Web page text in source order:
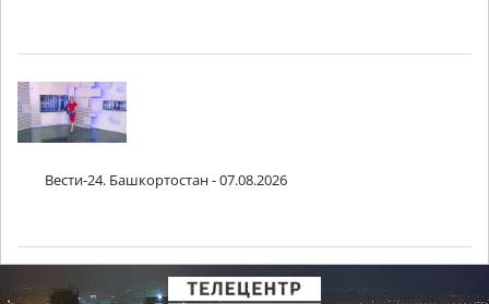
Вести-24. Башкортостан - 07.08.2026